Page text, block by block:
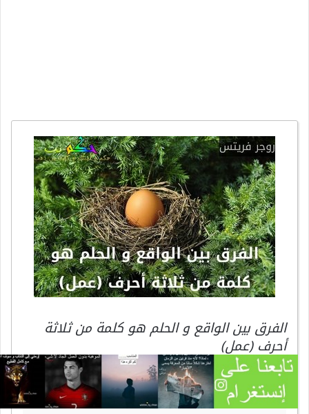
الفرق بين الواقع و الحلم هو كلمة من ثلاثة
أحرف (عمل)
روجر فريتس
الأحلام البين الحلم الفرق